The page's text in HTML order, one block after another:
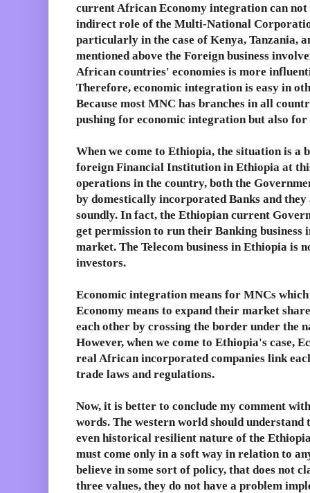
current African Economy integration can not
indirect role of the Multi-National
particularly in the case of Kenya, Tanzania,
mentioned above the Foreign business
African countries' economies is more
Therefore, economic integration is easy in
Because most MNC has branches in all
pushing for economic integration but also
When we come to Ethiopia, the situation is a
foreign Financial Institution in Ethiopia at
operations in the country, both the
by domestically incorporated Banks and
soundly. In fact, the Ethiopian current
get permission to run their Banking business
market. The Telecom business in Ethiopia is
investors.
Economic integration means for MNCs
Economy means to expand their market
each other by crossing the border under the
However, when we come to Ethiopia's case,
real African incorporated companies link
trade laws and regulations.
Now, it is better to conclude my comment
words. The western world should
even historical resilient nature of the
must come only in a soft way in relation to
believe in some sort of policy, that does not
three values, they do not have a problem